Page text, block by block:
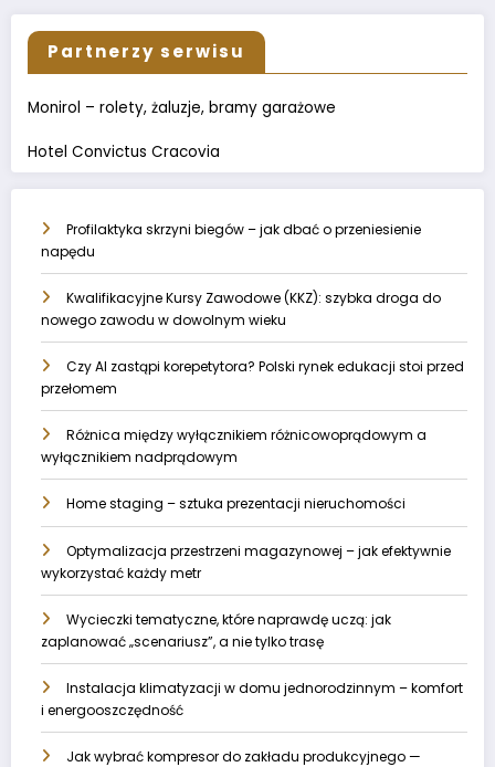
Partnerzy serwisu
Monirol – rolety, żaluzje, bramy garażowe
Hotel Convictus Cracovia
Profilaktyka skrzyni biegów – jak dbać o przeniesienie
napędu
Kwalifikacyjne Kursy Zawodowe (KKZ): szybka droga do
nowego zawodu w dowolnym wieku
Czy AI zastąpi korepetytora? Polski rynek edukacji stoi przed
przełomem
Różnica między wyłącznikiem różnicowoprądowym a
wyłącznikiem nadprądowym
Home staging – sztuka prezentacji nieruchomości
Optymalizacja przestrzeni magazynowej – jak efektywnie
wykorzystać każdy metr
Wycieczki tematyczne, które naprawdę uczą: jak
zaplanować „scenariusz”, a nie tylko trasę
Instalacja klimatyzacji w domu jednorodzinnym – komfort
i energooszczędność
Jak wybrać kompresor do zakładu produkcyjnego —